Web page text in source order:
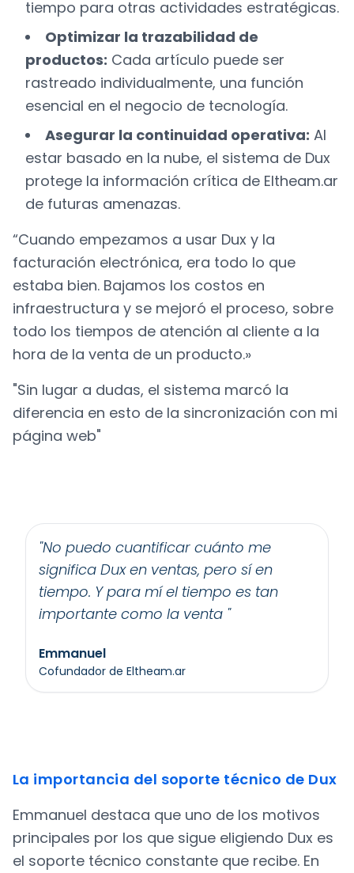
tiempo para otras actividades estratégicas.
Optimizar la trazabilidad de
productos: Cada artículo puede ser
rastreado individualmente, una función
esencial en el negocio de tecnología.
Asegurar la continuidad operativa: Al
estar basado en la nube, el sistema de Dux
protege la información crítica de Eltheam.ar
de futuras amenazas.
“Cuando empezamos a usar Dux y la
facturación electrónica, era todo lo que
estaba bien. Bajamos los costos en
infraestructura y se mejoró el proceso, sobre
todo los tiempos de atención al cliente a la
hora de la venta de un producto.»
"Sin lugar a dudas, el sistema marcó la
diferencia en esto de la sincronización con mi
página web"
"No puedo cuantificar cuánto me
significa Dux en ventas, pero sí en
tiempo. Y para mí el tiempo es tan
importante como la venta "
Emmanuel
cofundador de Eltheam.ar
La importancia del soporte técnico de Dux
Emmanuel destaca que uno de los motivos
principales por los que sigue eligiendo Dux es
el soporte técnico constante que recibe. En